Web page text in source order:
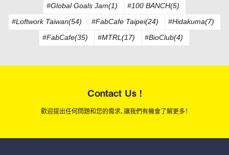
#Global Goals Jam(1)
#100 BANCH(5)
#Loftwork Taiwan(54)
#FabCafe Taipei(24)
#Hidakuma(7)
#FabCafe(35)
#MTRL(17) #BioClub(4)
Contact Us !
歡迎提出任何問題和您的需求，讓我們有機會了解更多！